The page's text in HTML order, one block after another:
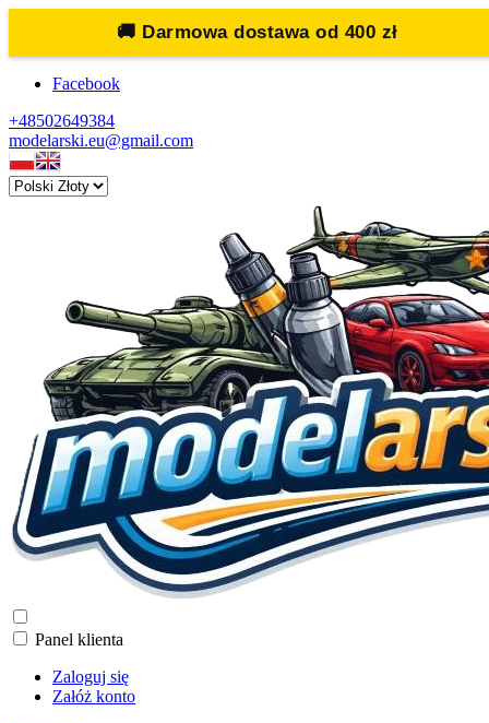
🚚 Darmowa dostawa od 400 zł
Facebook
+48502649384
modelarski.eu@gmail.com
Panel klienta
Zaloguj się
Załóż konto